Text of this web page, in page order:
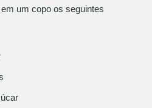
um copo os seguintes